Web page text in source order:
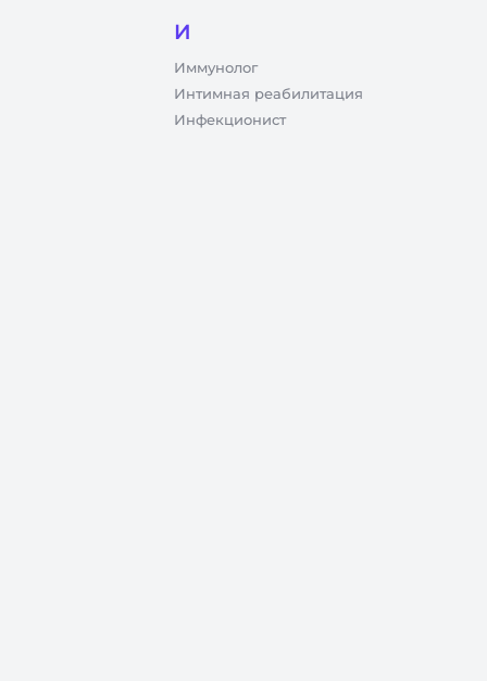
И
Иммунолог
Интимная реабилитация
Инфекционист